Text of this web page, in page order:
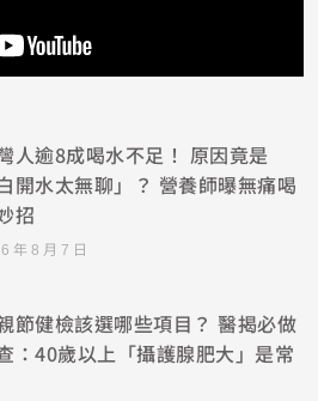
人逾8成喝水不足！ 原因竟是
白開水太無聊」？ 營養師曝無痛喝
招
年 8 月 7 日
節健檢該選哪些項目？ 醫揭必做
：40歲以上「攝護腺肥大」是常